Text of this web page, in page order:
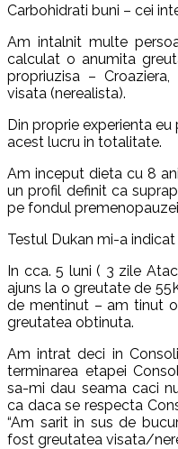
Carbohidrati buni – cei
Am intalnit multe
calculat o anumita
propriuzisa –
visata (nerealista).
Din proprie experienta
acest lucru in totalitate.
Am inceput dieta cu 8
un profil definit ca
pe fondul
Testul Dukan mi-a
In cca. 5 luni ( 3 zile
ajuns la o greutate de
de mentinut – am tinut
greutatea obtinuta.
Am intrat deci in
terminarea etapei
sa-mi dau seama caci
ca daca se respecta
“Am sarit in sus de
fost greutatea visata/